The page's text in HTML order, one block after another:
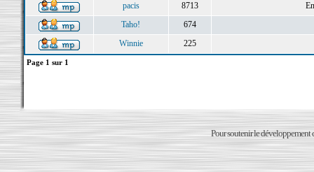
pacis
8713
Taho!
674
Winnie
225
Page 1 sur 1
Pour soutenir le développement